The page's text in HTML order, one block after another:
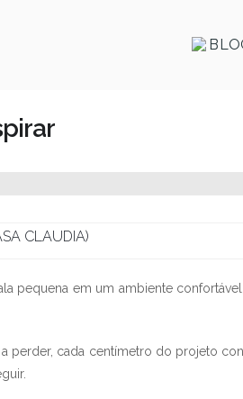
CLAUDIA)
pequena em um ambiente
cada centímetro do projeto